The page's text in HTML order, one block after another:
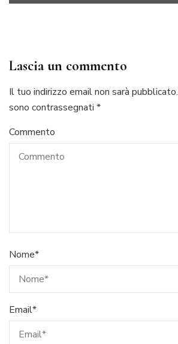
Lascia un commento
Il tuo indirizzo email non sarà pubblicato.
sono contrassegnati *
Commento
Nome*
Email*